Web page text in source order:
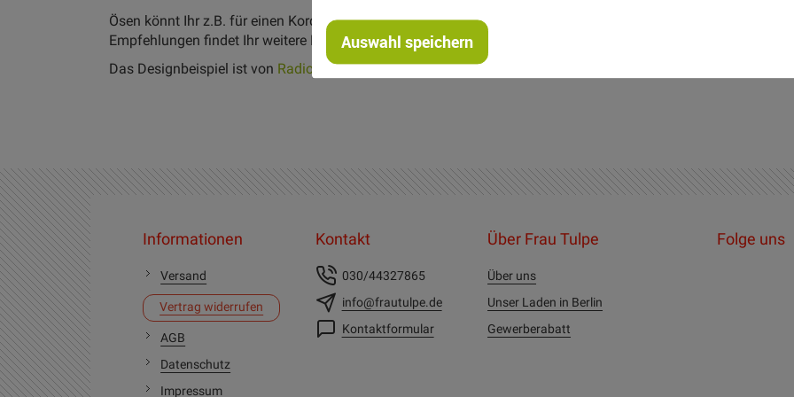
Auswahl speichern
Ösen könnt Ihr z.B. für einen Kordelzug eines Rucksacks benutzen, wie Ihr im Detailbild sehen könnt. Unten in
Empfehlungen findet Ihr weitere Materialien!
Das Designbeispiel ist von Radiokopf
Informationen
Versand
Vertrag widerrufen
AGB
Datenschutz
Impressum
Kontakt
030/44327865
info@frautulpe.de
Kontaktformular
Über Frau Tulpe
Über uns
Unser Laden in Berlin
Gewerberabatt
Folge uns